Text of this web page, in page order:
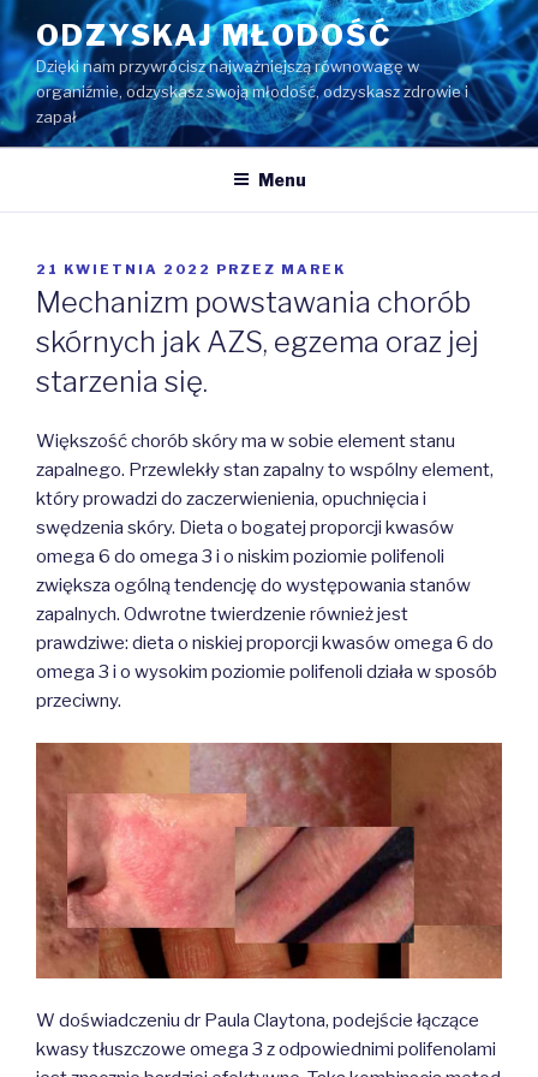
Przejdź
do
treści
ODZYSKAJ MŁODOŚĆ
Dzięki nam przywrócisz najważniejszą równowagę w
organiźmie, odzyskasz swoją młodość, odzyskasz zdrowie i
zapał
Menu
OPUBLIKOWANE
W
21 KWIETNIA 2022 PRZEZ MAREK
Mechanizm powstawania chorób
skórnych jak AZS, egzema oraz jej
starzenia się.
Większość chorób skóry ma w sobie element stanu
zapalnego. Przewlekły stan zapalny to wspólny element,
który prowadzi do zaczerwienienia, opuchnięcia i
swędzenia skóry. Dieta o bogatej proporcji kwasów
omega 6 do omega 3 i o niskim poziomie polifenoli
zwiększa ogólną tendencję do występowania stanów
zapalnych. Odwrotne twierdzenie również jest
prawdziwe: dieta o niskiej proporcji kwasów omega 6 do
omega 3 i o wysokim poziomie polifenoli działa w sposób
przeciwny.
W doświadczeniu dr Paula Claytona, podejście łączące
kwasy tłuszczowe omega 3 z odpowiednimi polifenolami